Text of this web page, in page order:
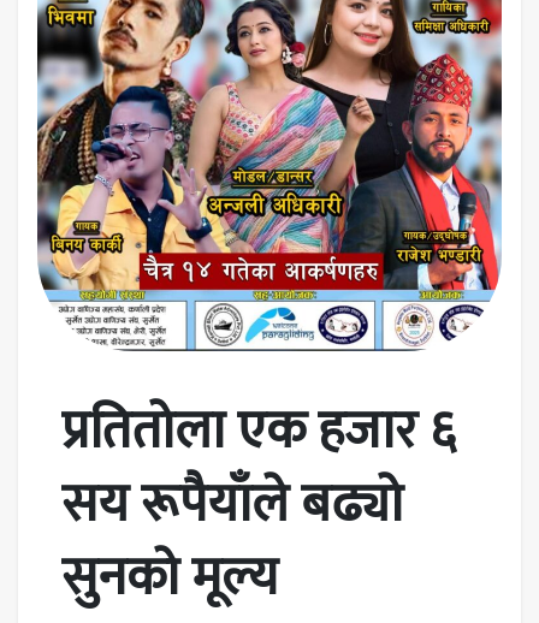
प्रतितोला एक हजार ६
सय रूपैयाँले बढ्यो
सुनको मूल्य